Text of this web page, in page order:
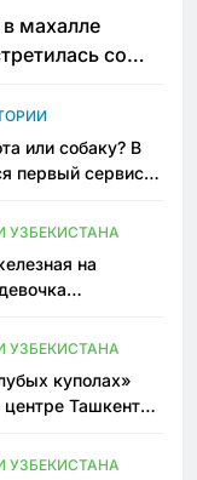
махалле
со
или собаку? В
первый сервис
УЗБЕКИСТАНА
на
УЗБЕКИСТАНА
куполах»
центре Ташкента
УЗБЕКИСТАНА